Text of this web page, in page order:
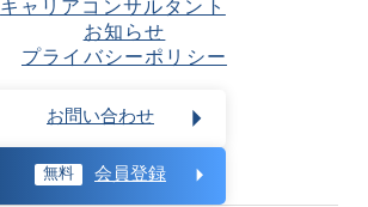
キャリアコンサルタント
お知らせ
プライバシーポリシー
お問い合わせ
無料 会員登録